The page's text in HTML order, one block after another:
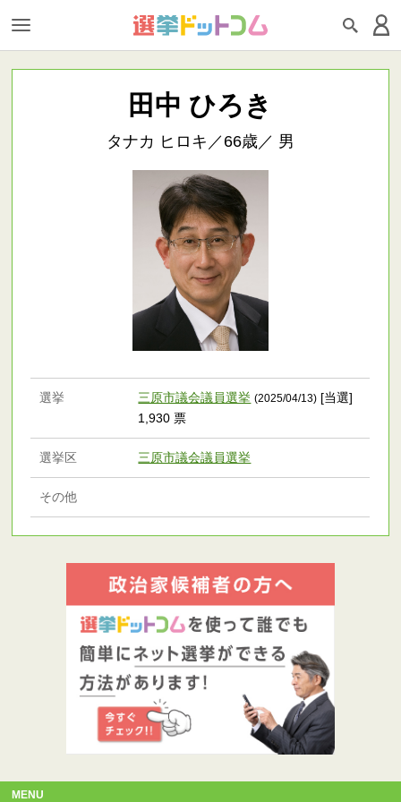
田中 ひろき
タナカ ヒロキ／66歳／ 男
選挙 三原市議会議員選挙 (2025/04/13) [当選]
1,930 票
選挙区 三原市議会議員選挙
その他
MENU